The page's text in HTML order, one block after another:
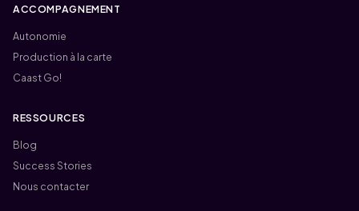
ACCOMPAGNEMENT
Autonomie
Production à la carte
Caast Go!
RESSOURCES
Blog
Success Stories
Nous contacter